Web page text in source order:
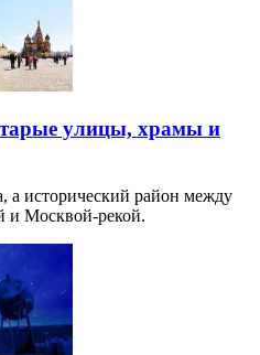
улицы, храмы и
а исторический район между
и Москвой-рекой.